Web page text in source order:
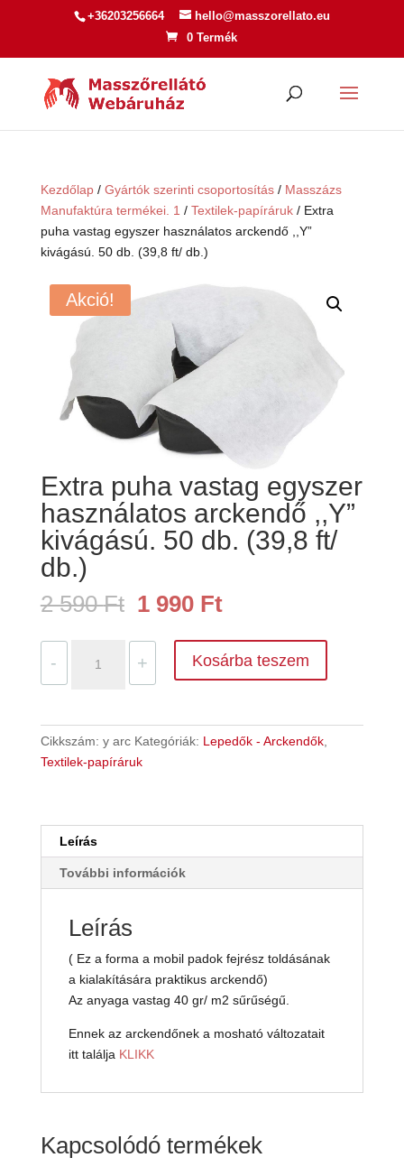
+36203256664
hello@masszorellato.eu
0 Termék
Kezdőlap/ Gyártók szerinti csoportosítás/ Masszázs
Manufaktúra termékei. 1 / Textilek-papíráruk/ Extra
puha vastag egyszer használatos arckendő ,,Y”
kivágású. 50 db. (39,8 ft/ db.)
Akció!
Extra puha vastag egyszer
használatos arckendő ,,Y”
kivágású. 50 db. (39,8 ft/
db.)
2 590Ft Original
was:
2
590 Ft.
1 990 FtCurrent
is:
1
990 Ft.
-
puha
arckendő
,,Y"
db.
(39,8
ft/
mennyiség
+ Kosárba teszem
Cikkszám: y arc Kategóriák: Lepedők - Arckendők,
Textilek-papíráruk
Leírás
További információk
Leírás
( Ez a forma a mobil padok fejrész toldásának
a kialakítására praktikus arckendő)
Az anyaga vastag 40 gr/ m2 sűrűségű.
Ennek az arckendőnek a mosható változatait
itt találja KLIKK
Kapcsolódó termékek